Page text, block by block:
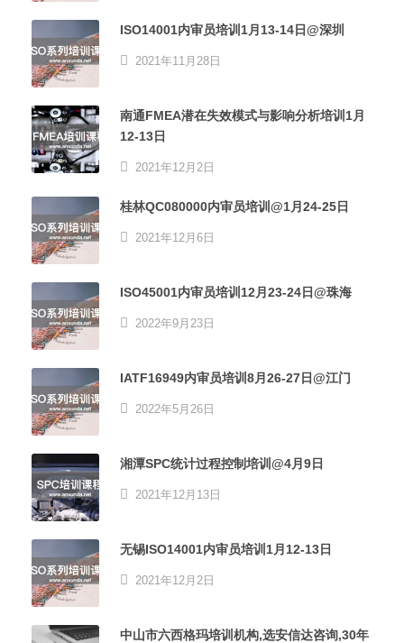
ISO14001内审员培训1月13-14日@深圳
2021年11月28日
南通FMEA潜在失效模式与影响分析培训1月
12-13日
2021年12月2日
桂林QC080000内审员培训@1月24-25日
2021年12月6日
ISO45001内审员培训12月23-24日@珠海
2022年9月23日
IATF16949内审员培训8月26-27日@江门
2022年5月26日
湘潭SPC统计过程控制培训@4月9日
2021年12月13日
无锡ISO14001内审员培训1月12-13日
2021年12月2日
中山市六西格玛培训机构,选安信达咨询,30年